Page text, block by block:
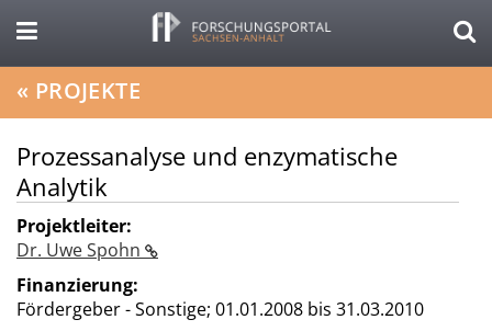
« PROJEKTE
Prozessanalyse und enzymatische
Analytik
Projektleiter:
Dr. Uwe Spohn
Finanzierung:
Fördergeber - Sonstige; 01.01.2008 bis 31.03.2010